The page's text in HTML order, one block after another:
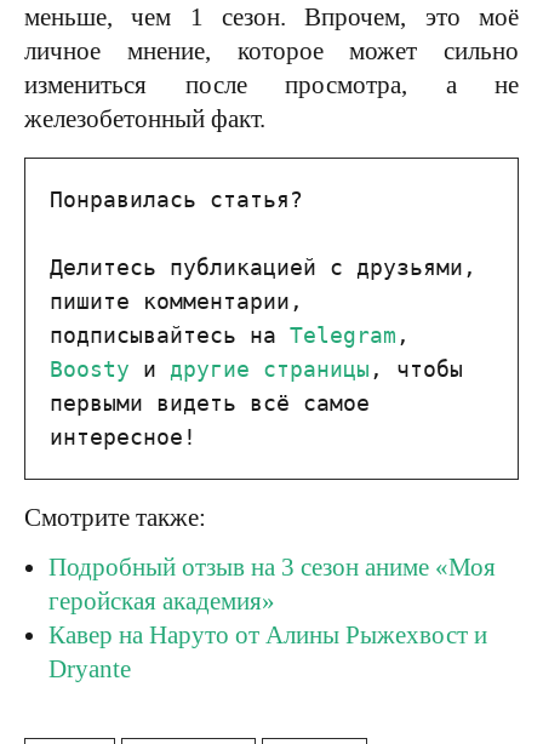
меньше, чем 1 сезон. Впрочем, это моё
личное мнение, которое может сильно
измениться после просмотра, а не
железобетонный факт.
Понравилась статья?
Делитесь публикацией с друзьями,
пишите комментарии,
подписывайтесь на Telegram
Boosty и другие страницы , чтобы
первыми видеть всё самое
интересное!
Смотрите также:
Подробный отзыв на 3 сезон аниме «Моя
геройская академия»
Кавер на Наруто от Алины Рыжехвост и
Dryante